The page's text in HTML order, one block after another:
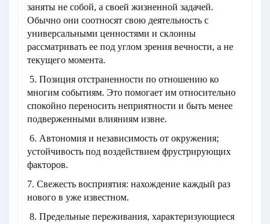
заняты не собой, а своей жизненной задачей.
Обычно они соотносят свою деятельность с
универсальными ценностями и склонны
рассматривать ее под углом зрения вечности, а не
текущего момента.
5. Позиция отстраненности по отношению ко
многим событиям. Это помогает им относительно
спокойно переносить неприятности и быть менее
подверженными влияниям извне.
6. Автономия и независимость от окружения;
устойчивость под воздействием фрустрирующих
факторов.
7. Свежесть восприятия: нахождение каждый раз
нового в уже известном.
8. Предельные переживания, характеризующиеся